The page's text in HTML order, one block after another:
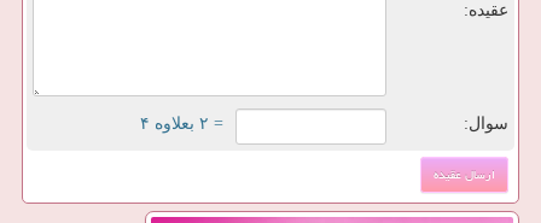
عقیده:
سوال: = ۲ بعلاوه ۴